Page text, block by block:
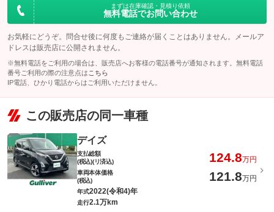
構 ８車外装備品 ９車内装備品 １０乗員保護機構 １１ハイ
ブリッド機構
修理回数・
上限金額
-
無し
免責金を申し受けます。●詳しくはスタッフまでお問い合わせくだ
さい。
保証修理受
付先
●当店までご連絡ください。ご遠方の方は当店で受付後、お近くの
ガリバー店舗または修理工場のご案内をいたしますので、お気軽
にお申し付けください。
ロードサー
ビスの有無
無し
このパックの見積もり依頼（無料）
保証項目
修理回数・
上限金額
免責金 -
保証修理受
ロードサー
ビスの有無
-
このパックの見積もり依頼（無料）
式のクルマへの施工をお勧めをしたい商品になります。
修理回数・
上限金額
-
保証修理受
付先
ロードサー
ビスの有無
-
このパックの見積もり依頼（無料）
まずは在庫確認・見積り依頼
無料電話でお問い合わせ
お気軽にどうぞ。問合せ後に何度もご連絡が届くことはありません。メールア
ドレスは販売店に公開されません。
※無料電話をご利用の場合は、販売店へお客様の電話番号が通知されます。無料電話
番号ご利用の際の注意点は こちら
IP電話、ひかり電話からはご利用いただけません。
この販売店の同一車種
デイズ
支払総額
(税込)(リ済込)
124.8万円
車両本体価格
(税込)
121.8万円
年式2022(令和4)年
走行2.1万km